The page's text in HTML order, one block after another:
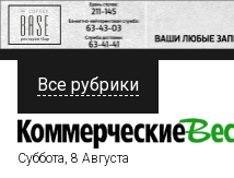
ПОЛИТИКА
ФИНАНСЫ
Все рубрики
Суббота, 8 Августа